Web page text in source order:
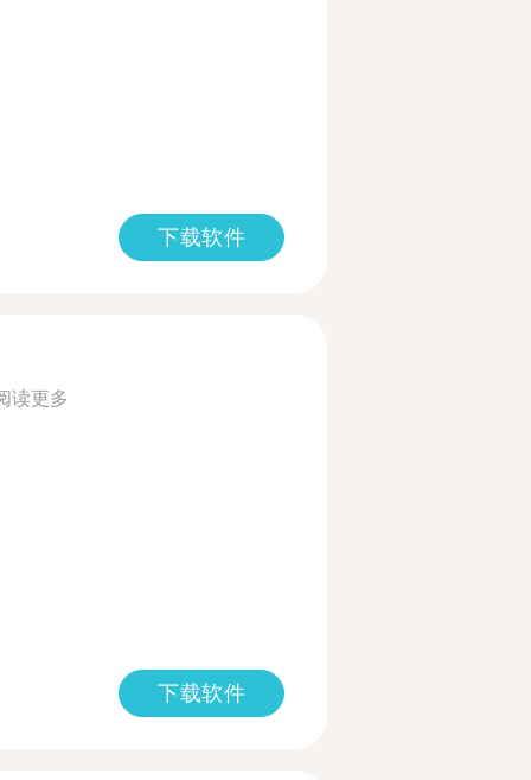
下载软件
读更多
下载软件